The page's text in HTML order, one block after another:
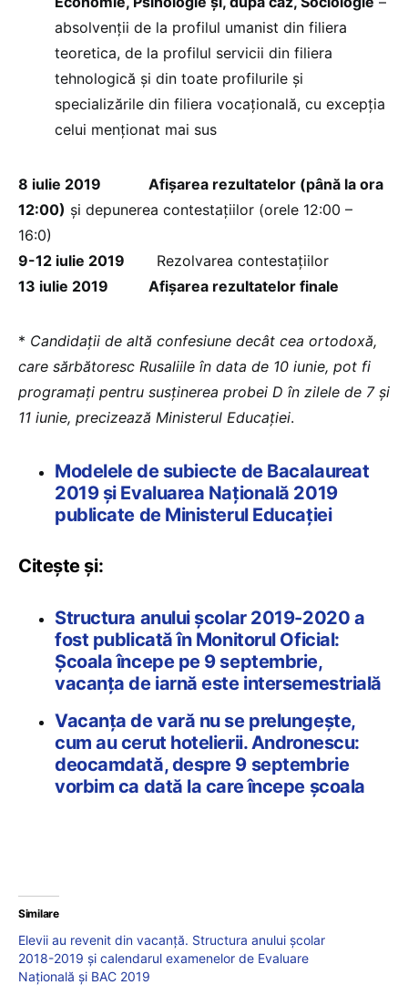
absolvenții de la profilul umanist din filiera
teoretica, de la profilul servicii din filiera
tehnologică și din toate profilurile și
specializările din filiera vocațională, cu excepția
celui menționat mai sus
8 iulie 2019 Afișarea rezultatelor (până la ora
12:00) și depunerea contestațiilor (orele 12:00 –
16:0)
9-12 iulie 2019 Rezolvarea contestațiilor
13 iulie 2019 Afișarea rezultatelor finale
* Candidaţii de altă confesiune decât cea ortodoxă,
care sărbătoresc Rusaliile în data de 10 iunie, pot fi
programaţi pentru susţinerea probei D în zilele de 7 şi
11 iunie, precizează Ministerul Educației.
Modelele de subiecte de Bacalaureat
2019 și Evaluarea Națională 2019
publicate de Ministerul Educației
Citește și:
Structura anului școlar 2019-2020 a
fost publicată în Monitorul Oficial:
Școala începe pe 9 septembrie,
vacanța de iarnă este intersemestrială
Vacanța de vară nu se prelungește,
cum au cerut hotelierii. Andronescu:
deocamdată, despre 9 septembrie
vorbim ca dată la care începe școala
Similare
Elevii au revenit din vacanță. Structura anului școlar
2018-2019 și calendarul examenelor de Evaluare
Națională și BAC 2019